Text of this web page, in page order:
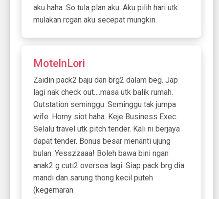
aku haha. So tula plan aku. Aku pilih hari utk
mulakan rcgan aku secepat mungkin.
MotelnLori
Zaidin pack2 baju dan brg2 dalam beg. Jap
lagi nak check out….masa utk balik rumah.
Outstation seminggu. Seminggu tak jumpa
wife. Horny siot haha. Keje Business Exec.
Selalu travel utk pitch tender. Kali ni berjaya
dapat tender. Bonus besar menanti ujung
bulan. Yesszzaaa! Boleh bawa bini ngan
anak2 g cuti2 oversea lagi. Siap pack brg dia
mandi dan sarung thong kecil puteh
(kegemaran